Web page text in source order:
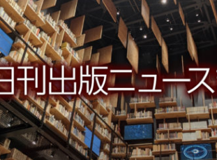
年7月30日 ] チャットボット（ベータ版）を公開しま
年7月30日 ] ChatGPTが文体模写を拒否するように
版ニュースまとめ
年7月29日 ] 講談社、著者向けポータルサイト・プラ
2026.07.29
日刊出版ニュースまとめ
年8月6日 ] ラップも読書など 日刊出版ニュースまと
年8月5日 ] 「マンガワン」問題等で小学館が再発防